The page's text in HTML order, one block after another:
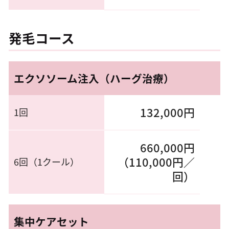
発毛コース
エクソソーム注入（ハーグ治療）
1回 132,000円
6回（1クール）
660,000円
（110,000円／
回）
集中ケアセット